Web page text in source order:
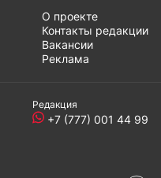
О проекте
Контакты редакции
Вакансии
Реклама
Редакция
+7 (777) 001 44 99